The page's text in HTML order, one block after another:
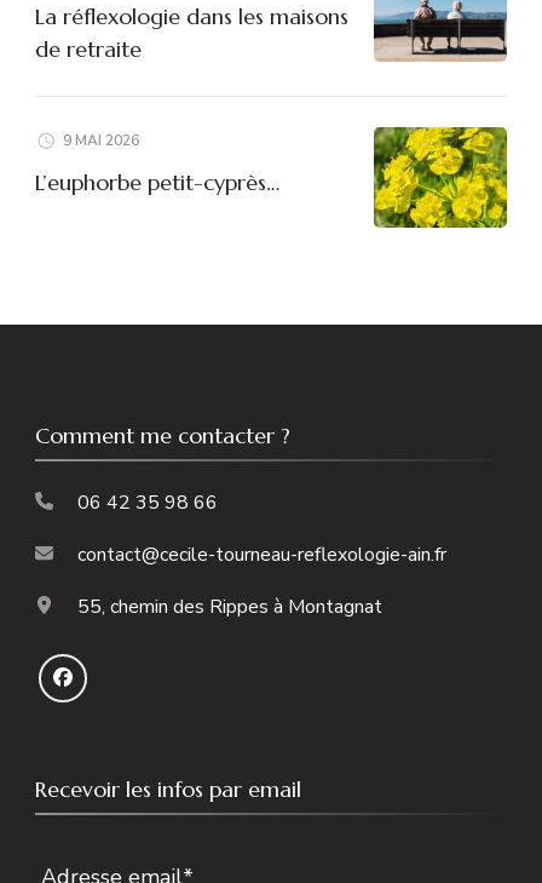
La réflexologie dans les maisons
de retraite
9 MAI 2026
L’euphorbe petit-cyprès…
Comment me contacter ?
06 42 35 98 66
contact@cecile-tourneau-reflexologie-ain.fr
55, chemin des Rippes à Montagnat
Recevoir les infos par email
Adresse email*